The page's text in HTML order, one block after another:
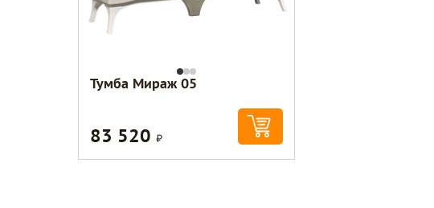
Тумба Мираж 05
83 520Р